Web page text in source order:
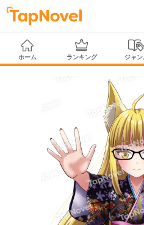
ホーム ランキング ジャン